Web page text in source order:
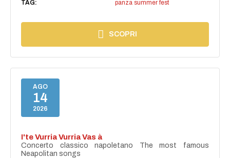
TAG:
panza summer fest
SCOPRI
AGO
14
2026
I'te Vurria Vurria Vas à
Concerto classico napoletano The most famous
Neapolitan songs